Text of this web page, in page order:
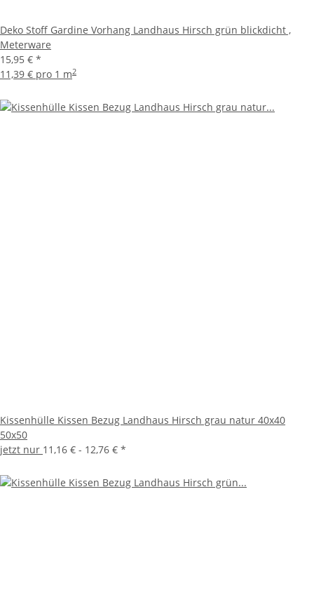
Deko Stoff Gardine Vorhang Landhaus Hirsch grün blickdicht ,
Meterware
15,95 € *
11,39 € pro 1 m2
Kissenhülle Kissen Bezug Landhaus Hirsch grau natur 40x40
50x50
jetzt nur 11,16 € - 12,76 € *